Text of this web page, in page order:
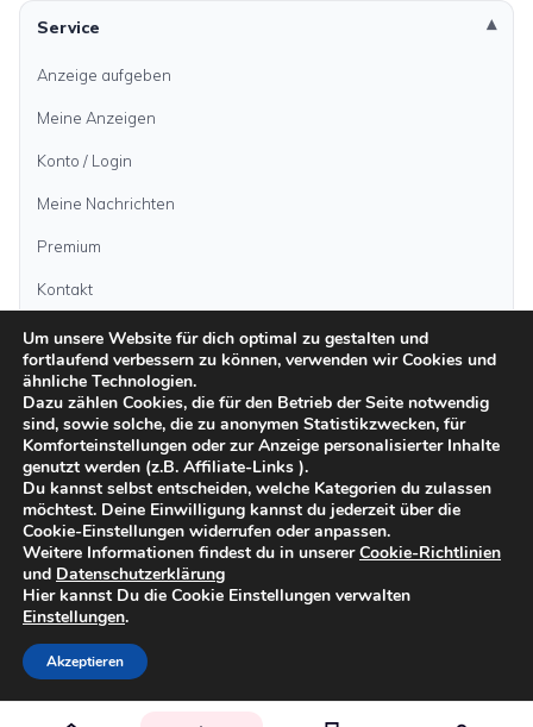
Service
Anzeige aufgeben
Meine Anzeigen
Konto / Login
Meine Nachrichten
Premium
Kontakt
Anzeige aufgeben
Kategorien
Inseln
ImpressumDatenschutzAGB Sicher inserierenModerationsrichtlinien
Um unsere Website für dich optimal zu gestalten und
fortlaufend verbessern zu können, verwenden wir Cookies und
ähnliche Technologien.
Dazu zählen Cookies, die für den Betrieb der Seite notwendig
sind, sowie solche, die zu anonymen Statistikzwecken, für
Komforteinstellungen oder zur Anzeige personalisierter Inhalte
genutzt werden (z.B. Affiliate-Links ).
Du kannst selbst entscheiden, welche Kategorien du zulassen
möchtest. Deine Einwilligung kannst du jederzeit über die
Cookie-Einstellungen widerrufen oder anpassen.
Weitere Informationen findest du in unsererCookie-Richtlinien
und Datenschutzerklärung
Hier kannst Du die Cookie Einstellungen verwalten
Einstellungen.
Akzeptieren